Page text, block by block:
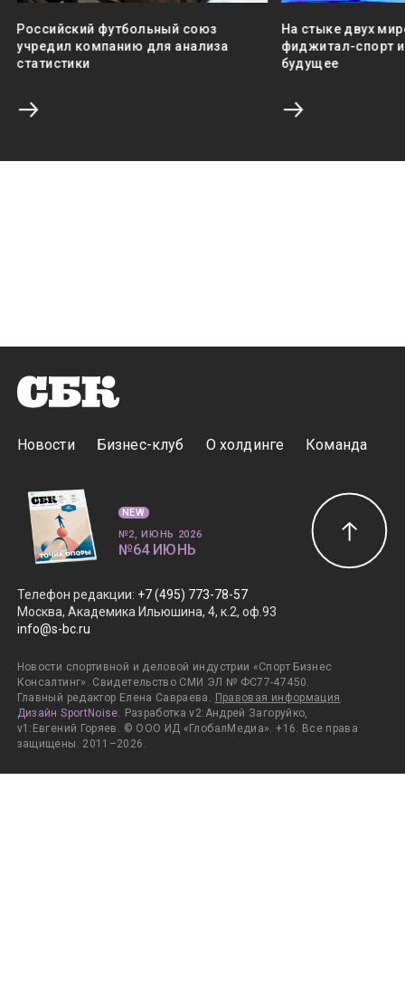
Российский футбольный союз
учредил компанию для анализа
статистики
На стыке двух
фиджитал-спорт
будущее
Новости Бизнес-клуб О холдинге Команда
Телефон редакции: +7 (495) 773-78-57
Москва, Академика Ильюшина, 4, к.2, оф.93
info@s-bc.ru
Новости спортивной и деловой индустрии «Спорт Бизнес
Консалтинг». Свидетельство СМИ ЭЛ № ФС77-47450.
Главный редактор Елена Савраева. Правовая информация.
Дизайн SportNoise. Разработка v2:Андрей Загоруйко,
v1:Евгений Горяев. © ООО ИД «ГлобалМедиа». +16. Все права
защищены. 2011–2026.
NEW
№2, ИЮНЬ 2026
№64 ИЮНЬ